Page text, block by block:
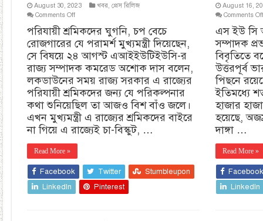
August 30, 2023 খবর ,প্রেস রিলিজ
Comments Offon
বেচার
নিদান
নয়,
সব
শূন্য
পদে
নিয়োগ
চাই–
এ
আই
ইউ
টি
ইউ
পরিযায়ী শ্রমিকদের ঘুগনি, চপ বেচে
রোজগারের যে পরামর্শ মুখ্যমন্ত্রী দিয়েছেন,
সে বিষয়ে ২৪ আগস্ট এআইইউটিইউসি-র
রাজ্য সম্পাদক কমরেড অশোক দাস বলেন,
লকডাউনের সময় রাজ্য সরকার এ রাজ্যের
পরিযায়ী শ্রমিকদের জন্য যে পরিকল্পনার
কথা শুনিয়েছিল তা আজও বিশ বাঁও জলে।
এখন মুখ্যমন্ত্রী এ রাজ্যের শ্রমিকদের বাইরে
না গিয়ে এ রাজ্যেই চা-বিস্কুট, …
Read More »
Facebook Twitter
Stumbleupon
LinkedIn
Pinterest
August 16,
Comments
এস ইউ সি
সম্পাদক
বিবৃতিতে
উত্তরপূর্ব
পিছনে
ইতিমধ্যে
হাজার
হয়েছে,
দাঙ্গা …
Read More »
LinkedIn